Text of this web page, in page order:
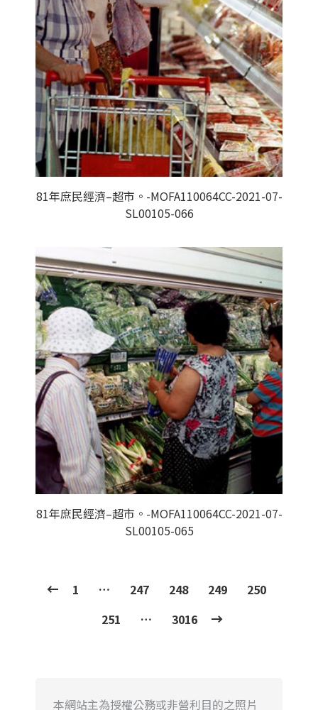
81年庶民經濟–超市。-MOFA110064CC-2021-07-
SL00105-066
81年庶民經濟–超市。-MOFA110064CC-2021-07-
SL00105-065
1 … 247 248 249
250
251
… 3016
本網站主為授權公務或非營利目的之照片